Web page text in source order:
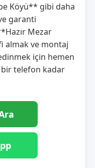
Köyü** gibi daha
garanti
Mezar
almak ve montaj
için hemen
telefon kadar